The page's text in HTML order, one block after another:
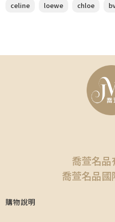
celine
loewe chloe
喬萱名品
喬萱名品國
購物說明